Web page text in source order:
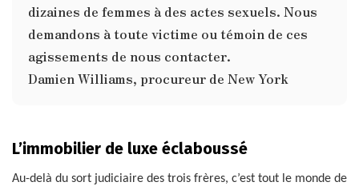
dizaines de femmes à des actes sexuels. Nous
demandons à toute victime ou témoin de ces
agissements de nous contacter.
Damien Williams, procureur de New York
L’immobilier de luxe éclaboussé
Au-delà du sort judiciaire des trois frères, c’est tout le monde de